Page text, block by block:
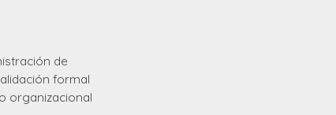
de
formal
organizacional